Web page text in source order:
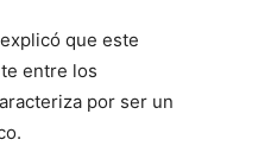
que este
entre los
por ser un